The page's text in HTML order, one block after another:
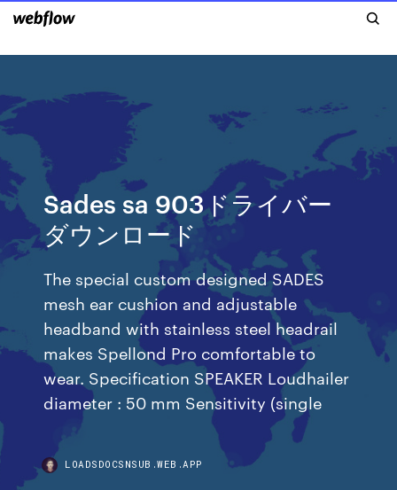
Sades sa 903ドライバー
ダウンロード
The special custom designed SADES
mesh ear cushion and adjustable
headband with stainless steel headrail
makes Spellond Pro comfortable to
wear. Specification SPEAKER Loudhailer
diameter : 50 mm Sensitivity (single
LOADSDOCSNSUB.WEB.APP